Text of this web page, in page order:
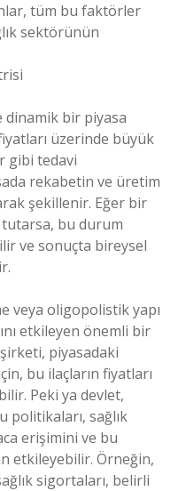
tüm bu faktörler
sektörünün
dinamik bir piyasa
üzerinde büyük
gibi tedavi
rekabetin ve üretim
şekillenir. Eğer bir
tutarsa, bu durum
ve sonuçta bireysel
veya oligopolistik yapı
etkileyen önemli bir
piyasadaki
bu ilaçların fiyatları
Peki ya devlet,
politikaları, sağlık
erişimini ve bu
etkileyebilir. Örneğin,
sigortaları, belirli